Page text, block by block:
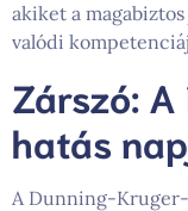
akiket a
valódi
Zárszó:
hatás
A Dunning-Kruger-